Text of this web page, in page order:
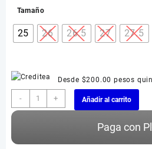
Tamaño
25 26 26.5 27 27.5
Desde $200.00 pesos
-
Bota
RAM
GP
+ Añadir al carrito
Paga con